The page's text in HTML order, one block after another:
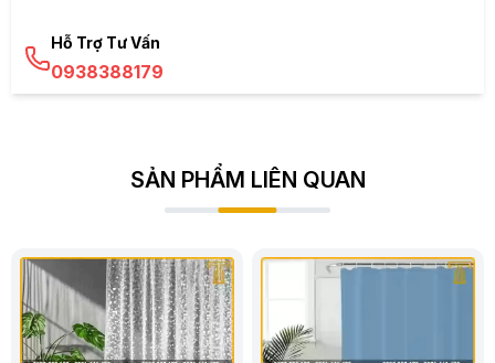
Hỗ Trợ Tư Vấn
0938388179
SẢN PHẨM LIÊN QUAN